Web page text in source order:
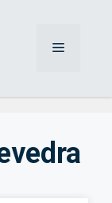
Menú